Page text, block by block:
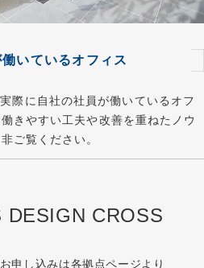
いているオフィス
際に自社の社員が働いているオフ
きやすい工夫や改善を重ねたノウ
ご覧ください。
DESIGN CROSS
申し込みは各拠点ページより